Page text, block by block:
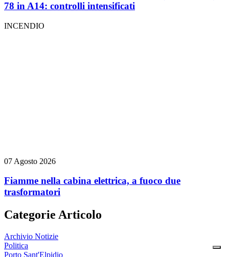
78 in A14: controlli intensificati
INCENDIO
07 Agosto 2026
Fiamme nella cabina elettrica, a fuoco due
trasformatori
Categorie Articolo
Archivio Notizie
Politica
Porto Sant'Elpidio